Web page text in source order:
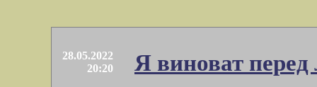
28.05.2022
20:20
Я виноват